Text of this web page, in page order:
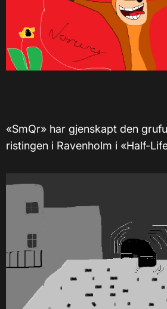
«SmQr» har gjenskapt den
ristingen i Ravenholm i «Half-